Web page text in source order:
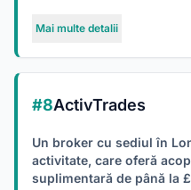
Mai multe detalii
#8ActivTrades
Un broker cu sediul în
activitate, care oferă
suplimentară de până la